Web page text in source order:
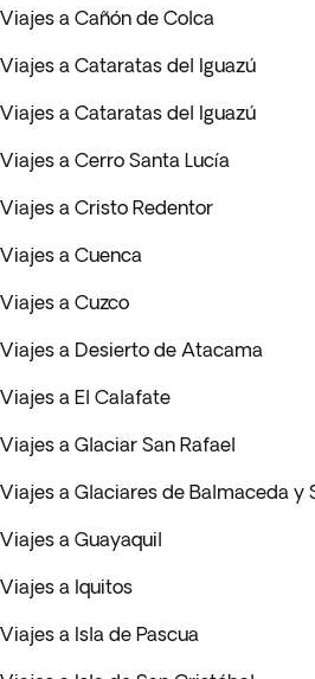
Viajes a Cañón de Colca
Viajes a Cataratas del Iguazú
Viajes a Cataratas del Iguazú
Viajes a Cerro Santa Lucía
Viajes a Cristo Redentor
Viajes a Cuenca
Viajes a Cuzco
Viajes a Desierto de Atacama
Viajes a El Calafate
Viajes a Glaciar San Rafael
Viajes a Glaciares de Balmaceda y
Viajes a Guayaquil
Viajes a Iquitos
Viajes a Isla de Pascua